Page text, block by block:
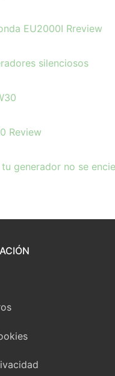
EU2000I Rreview
silenciosos
Review
generador no se